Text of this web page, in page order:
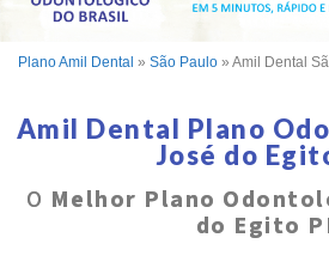
Plano Amil Dental » São Paulo » Amil Dental
Amil Dental Plano
José do
O Melhor Plano
do Egito